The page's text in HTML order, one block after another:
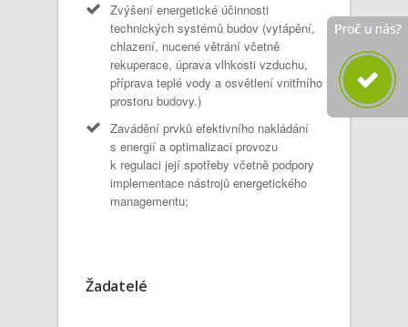
Zvýšení energetické účinnosti
technických systémů budov (vytápění,
chlazení, nucené větrání včetně
rekuperace, úprava vlhkosti vzduchu,
příprava teplé vody a osvětlení vnitřního
prostoru budovy.)
Zavádění prvků efektivního nakládání
s energií a optimalizaci provozu
k regulaci její spotřeby včetně podpory
implementace nástrojů energetického
managementu;
Žadatelé